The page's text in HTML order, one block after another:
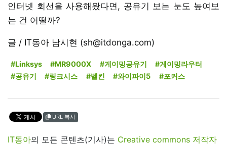
인터넷 회선을 사용해왔다면, 공유기 보는 눈도 높여보
는 건 어떨까?
글 / IT동아 남시현 (sh@itdonga.com)
#Linksys #MR9000X #게이밍공유기
#게이밍라우터
#공유기
#링크시스 #벨킨 #와이파이5 #포커스
URL 복사
IT동아의 모든 콘텐츠(기사)는 Creative commons 저작자